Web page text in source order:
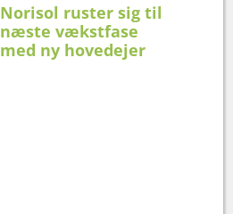
Norisol ruster sig til
næste vækstfase
med ny hovedejer